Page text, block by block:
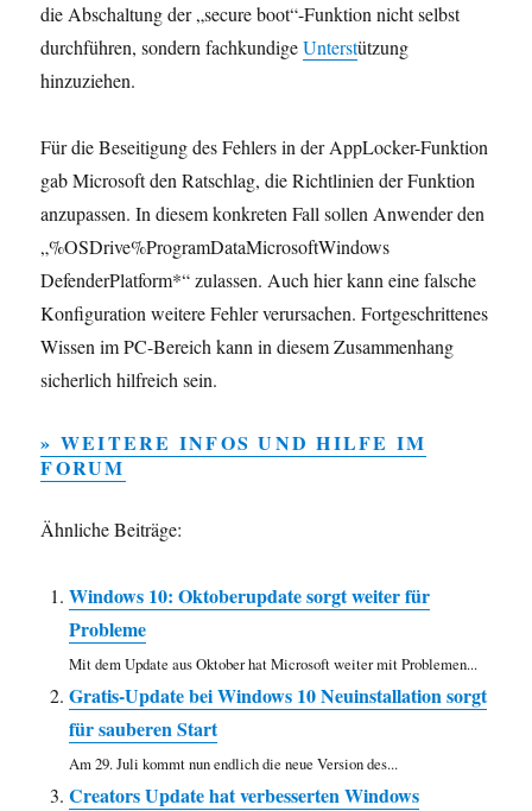
die Abschaltung der „secure boot“-Funktion nicht selbst
durchführen, sondern fachkundigeUnterstützung
hinzuziehen.
Für die Beseitigung des Fehlers in der AppLocker-Funktion
gab Microsoft den Ratschlag, die Richtlinien der Funktion
anzupassen. In diesem konkreten Fall sollen Anwender den
„%OSDrive%ProgramDataMicrosoftWindows
DefenderPlatform*“ zulassen. Auch hier kann eine falsche
Konfiguration weitere Fehler verursachen. Fortgeschrittenes
Wissen im PC-Bereich kann in diesem Zusammenhang
sicherlich hilfreich sein.
» WEITERE INFOS UND HILFE IM
FORUM
Ähnliche Beiträge:
Windows 10: Oktoberupdate sorgt weiter für
Probleme
Mit dem Update aus Oktober hat Microsoft weiter mit Problemen...
Gratis-Update bei Windows 10 Neuinstallation sorgt
für sauberen Start
Am 29. Juli kommt nun endlich die neue Version des...
Creators Update hat verbesserten Windows